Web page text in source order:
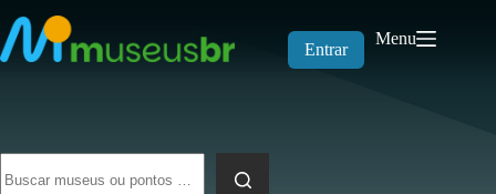
para
o
conteúdo
Entrar
Menu
resultados